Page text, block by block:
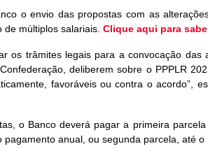
o envio das propostas com as
de múltiplos salariais. Clique aqui para
os trâmites legais para a convocação
deliberem sobre o PPPLR
favoráveis ou contra o acordo”,
o Banco deverá pagar a primeira
anual, ou segunda parcela, até o